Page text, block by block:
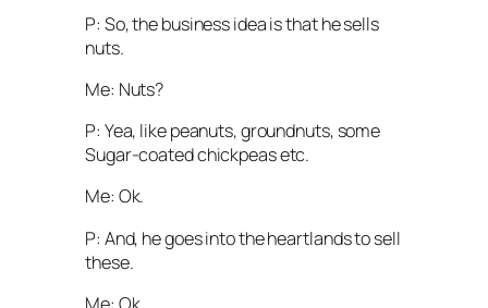
P: So, the business idea is that he sells
nuts.
Me: Nuts?
P: Yea, like peanuts, groundnuts, some
Sugar-coated chickpeas etc.
Me: Ok.
P: And, he goes into the heartlands to sell
these.